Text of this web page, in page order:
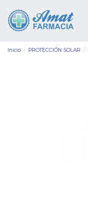
Inicio PROTECCIÓN SOLAR